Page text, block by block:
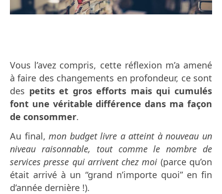
Vous l’avez compris, cette réflexion m’a amené
à faire des changements en profondeur, ce sont
des petits et gros efforts mais qui cumulés
font une véritable différence dans ma façon
de consommer.
Au final,mon budget livre a atteint à nouveau un
niveau raisonnable, tout comme le nombre de
services presse qui arrivent chez moi (parce qu’on
était arrivé à un “grand n’importe quoi” en fin
d’année dernière !).